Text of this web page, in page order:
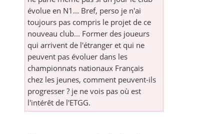
évolue en N1... Bref, perso je n'ai
toujours pas compris le projet de ce
nouveau club... Former des joueurs
qui arrivent de l'étranger et qui ne
peuvent pas évoluer dans les
championnats nationaux Français
chez les jeunes, comment peuvent-ils
progresser ? je ne vois pas où est
l'intérêt de l'ETGG.